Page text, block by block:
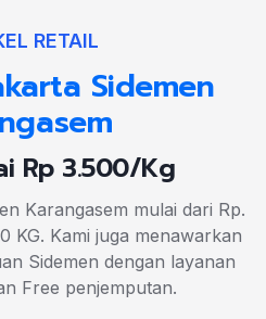
RETAIL
Sidemen
Rp 3.500/Kg
Karangasem mulai dari Rp.
KG. Kami juga menawarkan
Sidemen dengan layanan
Free penjemputan.